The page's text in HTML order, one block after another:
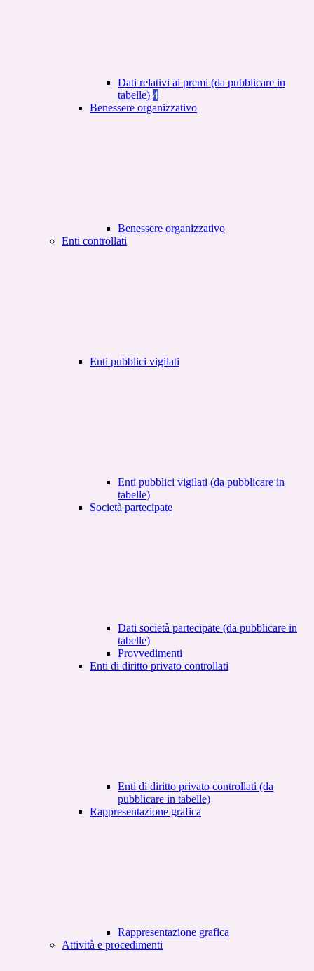
Dati relativi ai premi (da pubblicare in
tabelle) 4
Benessere organizzativo
Benessere organizzativo
Enti controllati
Enti pubblici vigilati
Enti pubblici vigilati (da pubblicare in
tabelle)
Società partecipate
Dati società partecipate (da pubblicare in
tabelle)
Provvedimenti
Enti di diritto privato controllati
Enti di diritto privato controllati (da
pubblicare in tabelle)
Rappresentazione grafica
Rappresentazione grafica
Attività e procedimenti